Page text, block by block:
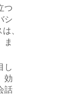
つ
シ
、
ま
し
効
話